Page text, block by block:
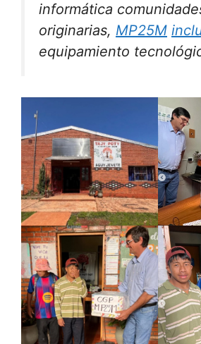
informática
originarias, MP25M
equipamiento